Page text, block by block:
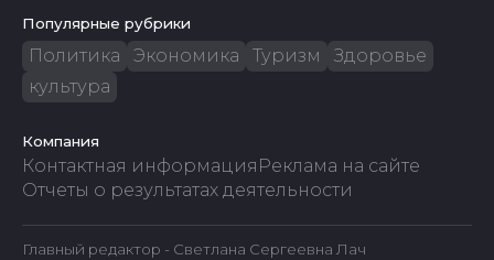
Популярные рубрики
Политика Экономика Туризм
Здоровье
культура
Компания
Контактная информация Реклама на сайте
Отчеты о результатах деятельности
Главный редактор - Светлана Сергеевна Лач